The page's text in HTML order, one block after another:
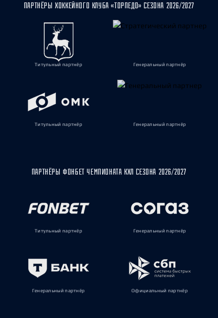
ПАРТНЁРЫ ХОККЕЙНОГО КЛУБА «ТОРПЕДО» СЕЗОНА 2026/2027
Титульный партнёр Генеральный партнёр
Титульный партнёр Генеральный партнёр
ПАРТНЁРЫ ФОНБЕТ ЧЕМПИОНАТА КХЛ СЕЗОНА 2026/2027
Титульный партнёр Генеральный партнёр
Генеральный партнёр Официальный партнёр